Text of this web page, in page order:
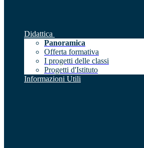
Didattica
Panoramica
Offerta formativa
I progetti delle classi
Progetti d'Istituto
Informazioni Utili